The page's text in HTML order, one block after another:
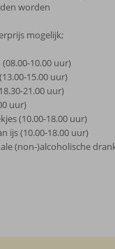
worden
mogelijk;
10.00 uur)
15.00 uur)
21.00 uur)
uur)
(10.00-18.00 uur)
ijs (10.00-18.00 uur)
(non-)alcoholische